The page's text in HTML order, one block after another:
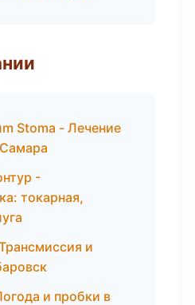
Stoma - Лечение
-
токарная,
и
и пробки в